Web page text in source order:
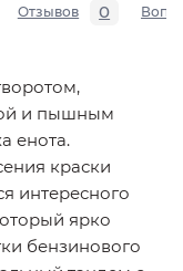
Отзывов 0
и пышным
енота.
краски
интересного
ярко
бензинового